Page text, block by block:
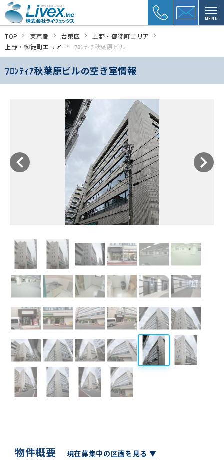
MENU
TOP 東京都 台東区
上野・御徒町エリア
上野・御徒町エリア
ﾌﾛﾝﾃｨｱ秋葉原ビル
ﾌﾛﾝﾃｨｱ秋葉原ビルの空き室情報
物件概要 現在募集中の区画を見る ▼